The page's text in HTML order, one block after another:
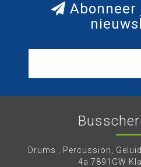
Abonneer
Drums , Percussion,
4a 7891GW